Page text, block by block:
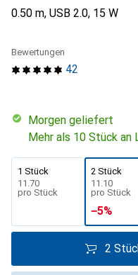
0.50 m, USB 2.0, 15 W
42
Bewertungen
morgen geliefert
Mehr als 10 Stück an
1 Stück
CHF
11.70
pro Stück
2 Stück
CHF
11.10
pro Stück
−5%
2